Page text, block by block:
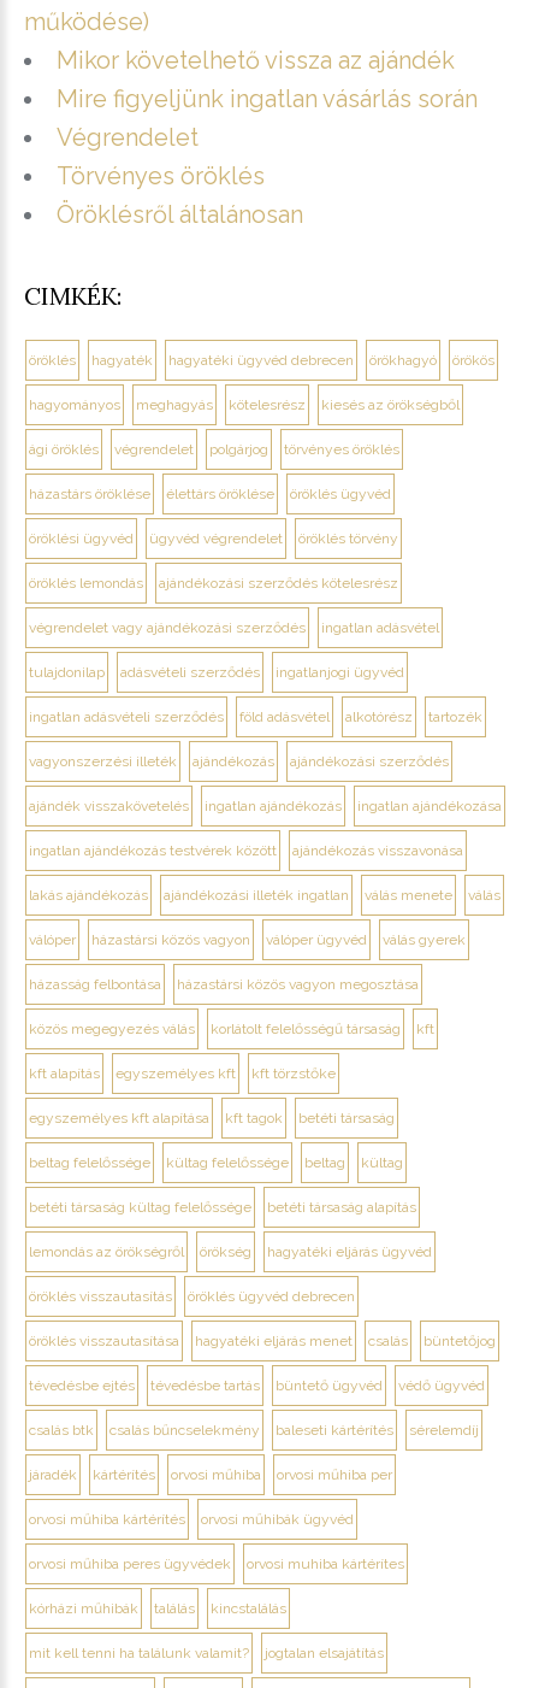
működése)
Mikor követelhető vissza az ajándék
Mire figyeljünk ingatlan vásárlás során
Végrendelet
Törvényes öröklés
Öröklésről általánosan
CIMKÉK:
öröklés hagyaték hagyatéki ügyvéd debrecen örökhagyó örökös
hagyományos meghagyás kötelesrész kiesés az örökségből
ági öröklés végrendelet polgárjog törvényes öröklés
házastárs öröklése élettárs öröklése öröklés ügyvéd
öröklési ügyvéd ügyvéd végrendelet öröklés törvény
öröklés lemondás ajándékozási szerződés kötelesrész
végrendelet vagy ajándékozási szerződés ingatlan adásvétel
tulajdonilap adásvételi szerződés ingatlanjogi ügyvéd
ingatlan adásvételi szerződés föld adásvétel alkotórész tartozék
vagyonszerzési illeték ajándékozás ajándékozási szerződés
ajándék visszakövetelés ingatlan ajándékozás ingatlan ajándékozása
ingatlan ajándékozás testvérek között ajándékozás visszavonása
lakás ajándékozás ajándékozási illeték ingatlan válás menete válás
válóper házastársi közös vagyon válóper ügyvéd válás gyerek
házasság felbontása házastársi közös vagyon megosztása
közös megegyezés válás korlátolt felelősségű társaság kft
kft alapítás egyszemélyes kft kft törzstőke
egyszemélyes kft alapítása kft tagok betéti társaság
beltag felelőssége kültag felelőssége beltag kültag
betéti társaság kültag felelőssége betéti társaság alapítás
lemondás az örökségről örökség hagyatéki eljárás ügyvéd
öröklés visszautasítás öröklés ügyvéd debrecen
öröklés visszautasítása hagyatéki eljárás menet csalás büntetőjog
tévedésbe ejtés tévedésbe tartás büntető ügyvéd védő ügyvéd
csalás btk csalás bűncselekmény baleseti kártérítés sérelemdíj
járadék kártérítés orvosi műhiba orvosi műhiba per
orvosi műhiba kártérítés orvosi műhibák ügyvéd
orvosi műhiba peres ügyvédek orvosi muhiba kártérítes
kórházi műhibák találás kincstalálás
mit kell tenni ha találunk valamit? jogtalan elsajátítás